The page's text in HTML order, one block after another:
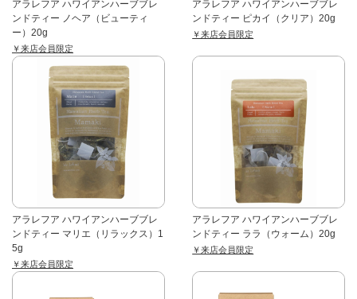
アラレフア ハワイアンハーブブレ
ンドティー ノヘア（ビューティ
ー）20g
￥来店会員限定
アラレフア ハワイアンハーブブレ
ンドティー ピカイ（クリア）20g
￥来店会員限定
アラレフア ハワイアンハーブブレ
ンドティー マリエ（リラックス）1
5g
￥来店会員限定
アラレフア ハワイアンハーブブレ
ンドティー ララ（ウォーム）20g
￥来店会員限定